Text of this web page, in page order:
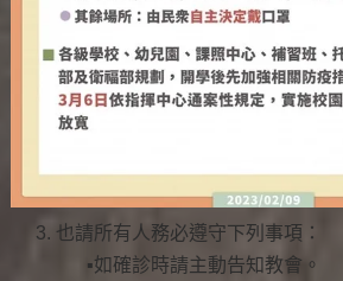
也請所有人務必遵守下列事項：
如確診時請主動告知教會。